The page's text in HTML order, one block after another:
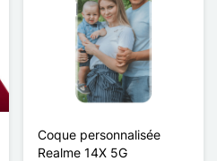
Coque personnalisée
Realme 14X 5G